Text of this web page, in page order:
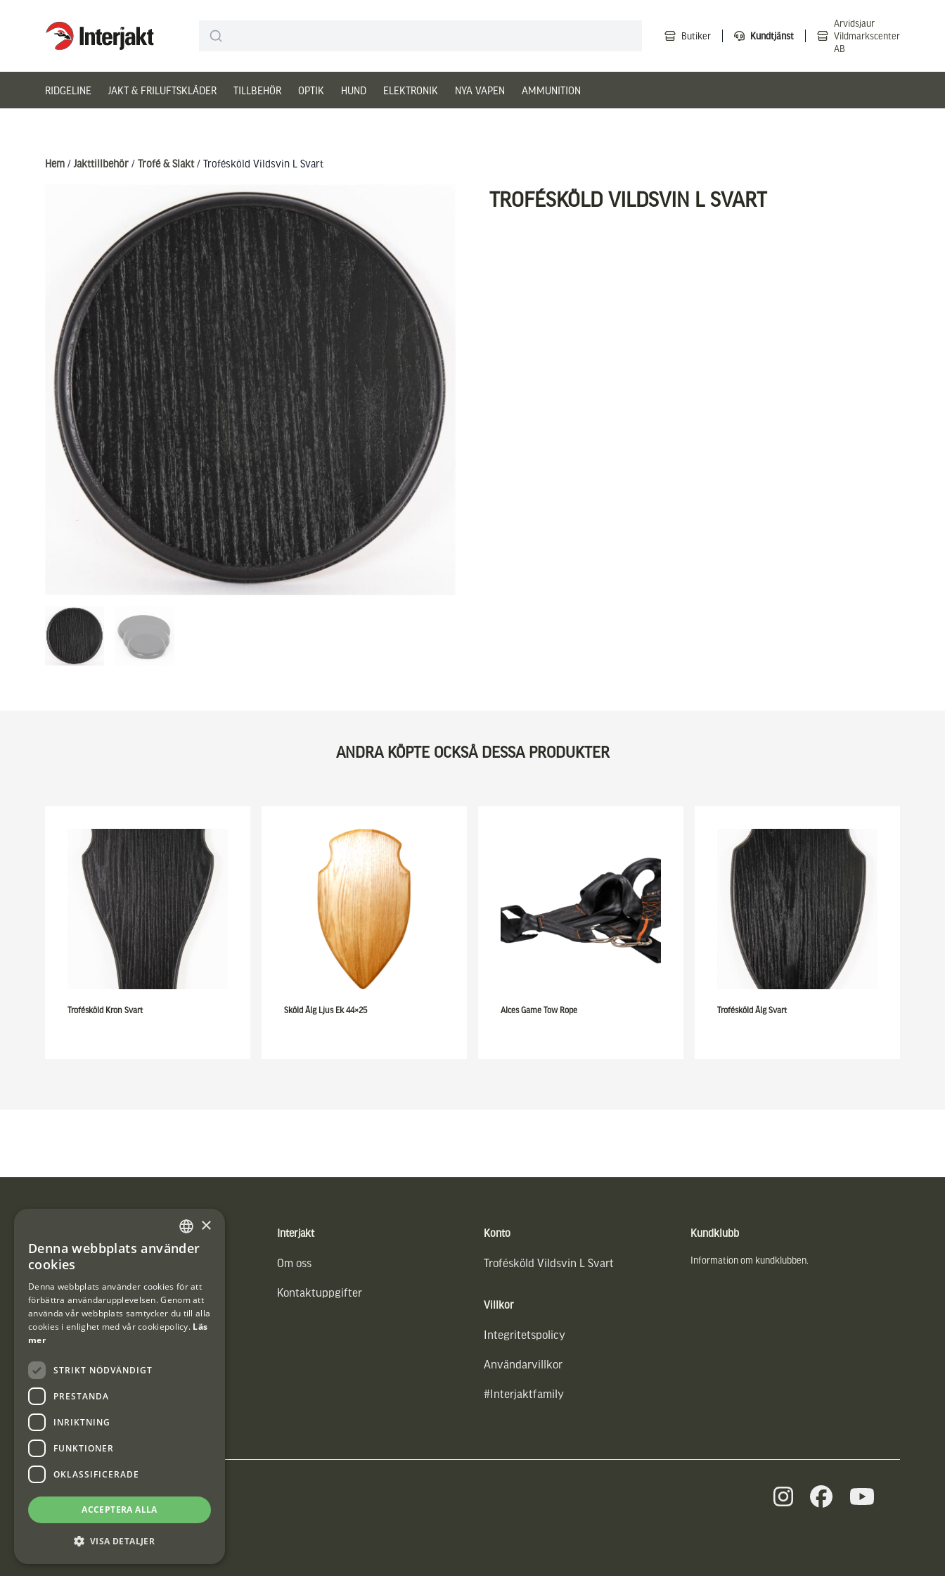
Interjakt SE Butiker Kundtjänst
Arvidsjaur
Vildmarkscenter
AB
RIDGELINE JAKT & FRILUFTSKLÄDER TILLBEHÖR OPTIK HUND ELEKTRONIK NYA VAPEN AMMUNITION
Hem / Jakttillbehör / Trofé & Slakt/ Trofésköld Vildsvin L Svart
TROFÉSKÖLD VILDSVIN L SVART
ANDRA KÖPTE OCKSÅ DESSA PRODUKTER
Trofésköld Kron Svart Sköld Älg Ljus Ek 44×25 Alces Game Tow Rope Trofésköld Älg Svart
Vännäs Friluftbyxa
Interjakt
Om oss
Kontaktuppgifter
Konto
Trofésköld Vildsvin L Svart
Villkor
Integritetspolicy
Användarvillkor
#Interjaktfamily
Kundklubb
Information om kundklubben.
Interjakt Sweden AB, Årjäng
Org: 553222-3915
SWEDISH
×
Denna webbplats använder
cookies
Denna webbplats använder cookies för att
förbättra användarupplevelsen. Genom att
använda vår webbplats samtycker du till alla
cookies i enlighet med vår cookiepolicy. Läs
mer
STRIKT NÖDVÄNDIGT
PRESTANDA
INRIKTNING
FUNKTIONER
OKLASSIFICERADE
ACCEPTERA ALLA
VISA DETALJER